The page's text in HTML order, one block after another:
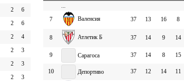
2
6
2
6
2
4
2
3
2
3
2
3
...
7
Валенсия 37 13 16 8
8 Атлетик Б 37 14 9 14
9 Сарагоса 37 14 8 15
10 Депортиво 37 12 14 11